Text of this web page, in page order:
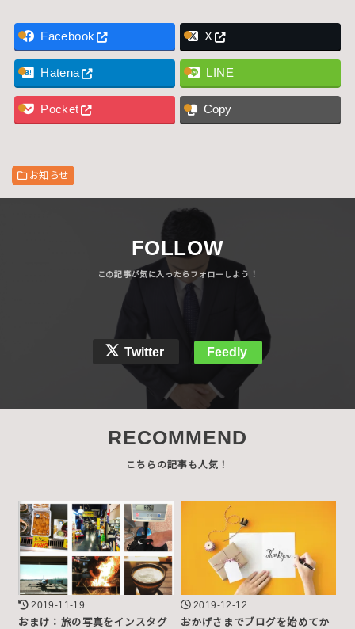
Facebook X
Hatena LINE
Pocket Copy
お知らせ
FOLLOW
Twitter Feedly
RECOMMEND
2019-11-19
おまけ：旅の写真をインスタグ
2019-12-12
おかげさまでブログを始めてか